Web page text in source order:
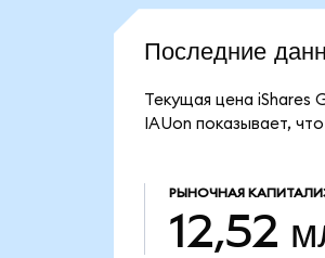
Последние
Текущая цена iShares
IAUon показывает,
РЫНОЧНАЯ
12,52